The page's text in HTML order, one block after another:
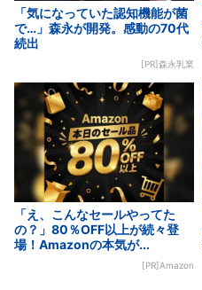
「気になっていた認知機能が菌
で…」森永が開発。感動の70代
続出
[PR]森永乳業
「え、こんなセールやってた
の？」80％OFF以上が続々登
場！Amazonの本気が...
[PR]Amazon